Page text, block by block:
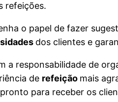
refeições.
o papel de fazer
dos clientes e
a responsabilidade de
de refeição mais
para receber os